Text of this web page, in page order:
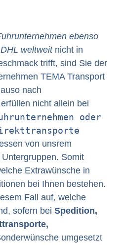
ebenso
weltweitnicht in
trifft, sind Sie der
TEMA Transport
nach
nicht allein bei
oder
von unsrem
Somit
Extrawünsche in
bei Ihnen bestehen.
Fall auf, welche
sofern bei Spedition,
umgesetzt